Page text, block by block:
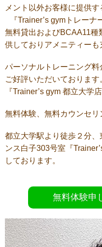
メント以外お客様に提供す
『Trainer’s gymトレーナ
無料貸出およびBCAA11種
供しておりアメニティーも
パーソナルトレーニング
ご好評いただいておりま
『Trainer’s gym 都立大学
無料体験、無料カウンセリ
都立大学駅より徒歩２分
ンス白子303号室『
しております。
無料体験申